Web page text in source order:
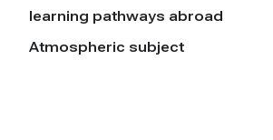
learning pathways abroad
Atmospheric subject